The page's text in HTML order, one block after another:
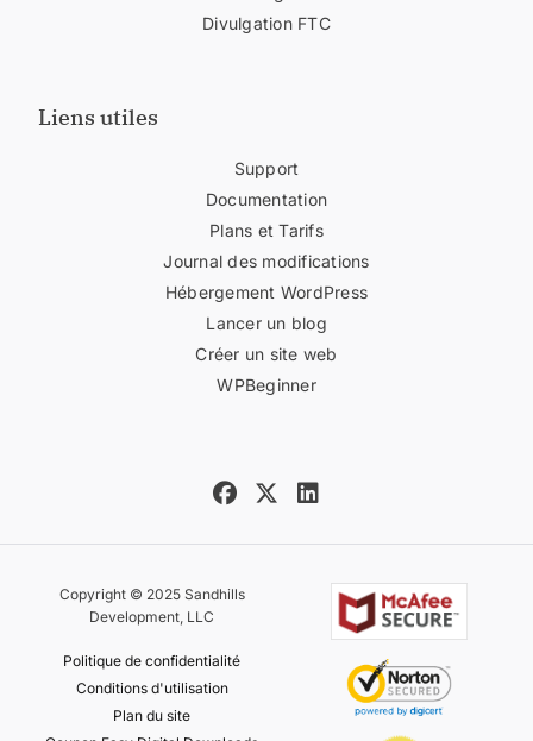
Divulgation FTC
Liens utiles
Support
Documentation
Plans et Tarifs
Journal des modifications
Hébergement WordPress
Lancer un blog
Créer un site web
WPBeginner
Copyright © 2025 Sandhills
Development, LLC
Politique de confidentialité
Conditions d'utilisation
Plan du site